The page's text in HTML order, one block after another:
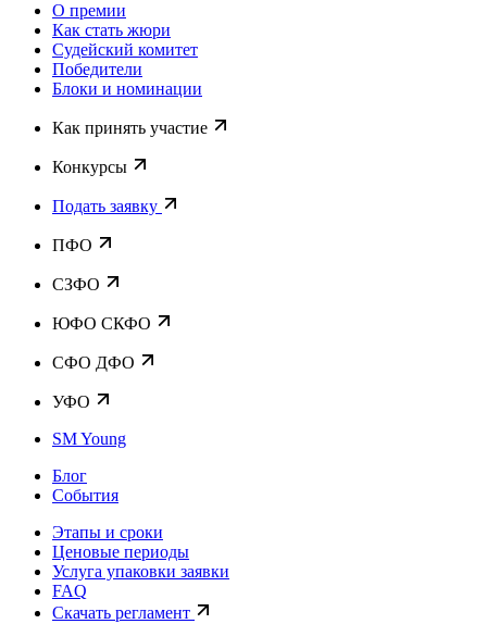
О премии
Как стать жюри
Судейский комитет
Победители
Блоки и номинации
Как принять участие
Конкурсы
Подать заявку
ПФО
СЗФО
ЮФО СКФО
CФО ДФО
УФО
SM Young
Блог
События
Этапы и сроки
Ценовые периоды
Услуга упаковки заявки
FAQ
Скачать регламент